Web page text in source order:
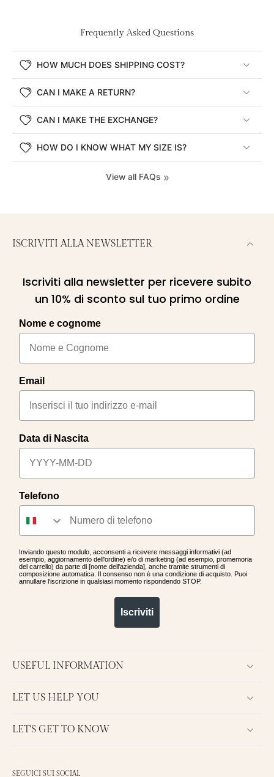
Frequently Asked Questions
HOW MUCH DOES SHIPPING COST?
CAN I MAKE A RETURN?
CAN I MAKE THE EXCHANGE?
HOW DO I KNOW WHAT MY SIZE IS?
View all FAQs
ISCRIVITI ALLA NEWSLETTER
Iscriviti alla newsletter per ricevere subito
un 10% di sconto sul tuo primo ordine
Nome e cognome
Email
Data di Nascita
Telefono
Inviando questo modulo, acconsenti a ricevere messaggi informativi (ad
esempio, aggiornamento dell'ordine) e/o di marketing (ad esempio, promemoria
del carrello) da parte di [nome dell'azienda], anche tramite strumenti di
composizione automatica. Il consenso non è una condizione di acquisto. Puoi
annullare l'iscrizione in qualsiasi momento rispondendo STOP.
Iscriviti
USEFUL INFORMATION
LET US HELP YOU
LET'S GET TO KNOW
SEGUICI SUI SOCIAL